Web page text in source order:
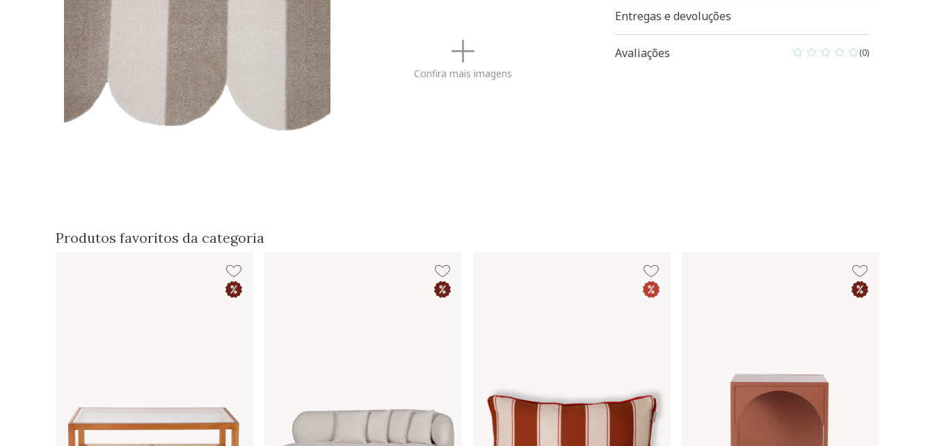
Confira mais imagens
Entregas e devoluções
Avaliações 0 out of 5 Customer Rating
(0)
Produtos favoritos da categoria